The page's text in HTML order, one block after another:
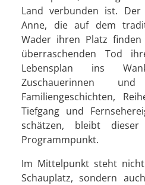
Land verbunden ist.
Anne, die auf dem
Wader ihren Platz
überraschenden Tod
Lebensplan ins
Zuschauerinnen
Familiengeschichten,
Tiefgang und
schätzen, bleibt
Programmpunkt.
Im Mittelpunkt steht
Schauplatz, sondern